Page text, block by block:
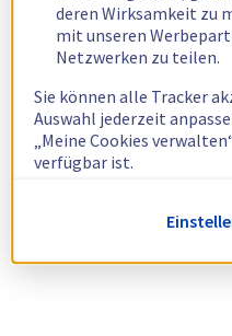
deren Wirksamkeit zu
mit unseren
Netzwerken zu teilen.
Sie können alle Tracker
Auswahl jederzeit
„Meine Cookies
verfügbar ist.
Weitere Informationen
zur Verwendung von